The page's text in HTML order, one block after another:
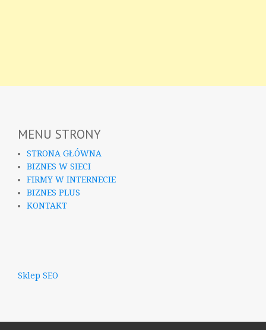
MENU STRONY
STRONA GŁÓWNA
BIZNES W SIECI
FIRMY W INTERNECIE
BIZNES PLUS
KONTAKT
Sklep SEO